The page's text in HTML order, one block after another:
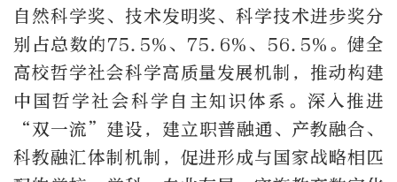
自然科学奖、技术发明奖、科学技术进步奖分
别占总数的75.5%、75.6%、56.5%。健全
高校哲学社会科学高质量发展机制，推动构建
中国哲学社会科学自主知识体系。深入推进
“双一流”建设，建立职普融通、产教融合、
科教融汇体制机制，促进形成与国家战略相匹